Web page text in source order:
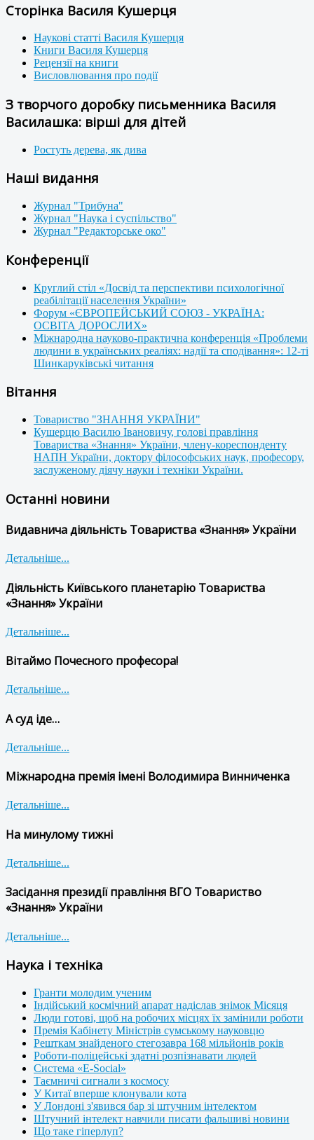
Сторінка Василя Кушерця
Наукові статті Василя Кушерця
Книги Василя Кушерця
Рецензії на книги
Висловлювання про події
З творчого доробку письменника Василя
Василашка: вірші для дітей
Ростуть дерева, як дива
Наші видання
Журнал "Трибуна"
Журнал "Наука і суспільство"
Журнал "Редакторське око"
Конференції
Круглий стіл «Досвід та перспективи психологічної
реабілітації населення України»
Форум «ЄВРОПЕЙСЬКИЙ СОЮЗ - УКРАЇНА:
ОСВІТА ДОРОСЛИХ»
Міжнародна науково-практична конференція «Проблеми
людини в українських реаліях: надії та сподівання»: 12-ті
Шинкаруківські читання
Вітання
Товариство "ЗНАННЯ УКРАЇНИ"
Кушерцю Василю Івановичу, голові правління
Товариства «Знання» України, члену-кореспонденту
НАПН України, доктору філософських наук, професору,
заслуженому діячу науки і техніки України.
Останні новини
Видавнича діяльність Товариства «Знання» України
Детальніше...
Діяльність Київського планетарію Товариства
«Знання» України
Детальніше...
Вітаймо Почесного професора!
Детальніше...
А суд іде…
Детальніше...
Міжнародна премія імені Володимира Винниченка
Детальніше...
На минулому тижні
Детальніше...
Засідання президії правління ВГО Товариство
«Знання» України
Детальніше...
Наука і техніка
Гранти молодим ученим
Індійський космічний апарат надіслав знімок Місяця
Люди готові, щоб на робочих місцях їх замінили роботи
Премія Кабінету Міністрів сумському науковцю
Решткам знайденого стегозавра 168 мільйонів років
Роботи-поліцейські здатні розпізнавати людей
Система «E-Social»
Таємничі сигнали з космосу
У Китаї вперше клонували кота
У Лондоні з'явився бар зі штучним інтелектом
Штучний інтелект навчили писати фальшиві новини
Що таке гіперлуп?